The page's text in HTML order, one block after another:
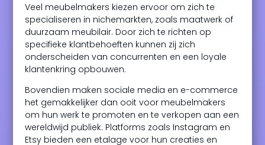
Veel meubelmakers kiezen ervoor om zich te
specialiseren in nichemarkten, zoals maatwerk of
duurzaam meubilair. Door zich te richten op
specifieke klantbehoeften kunnen zij zich
onderscheiden van concurrenten en een loyale
klantenkring opbouwen.
Bovendien maken sociale media en e-commerce
het gemakkelijker dan ooit voor meubelmakers
om hun werk te promoten en te verkopen aan een
wereldwijd publiek. Platforms zoals Instagram en
Etsy bieden een etalage voor hun creaties en